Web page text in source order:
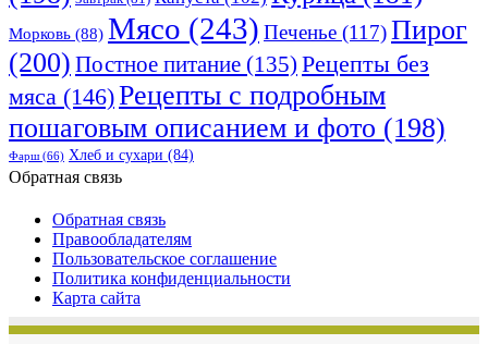
Морковь (88) Мясо (243) Печенье (117)Пирог
(200) Постное питание (135) Рецепты без
мяса (146)Рецепты с подробным
пошаговым описанием и фото (198)
Фарш(66) Хлеб и сухари (84)
Обратная связь
Обратная связь
Правообладателям
Пользовательское соглашение
Политика конфиденциальности
Карта сайта